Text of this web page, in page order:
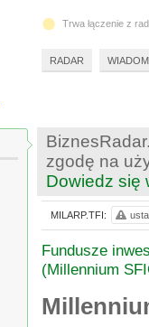
zgodę na
Dowiedz się
Fundusze
(Millennium
MILARP.TFI:
Trwa łączenie z
RADAR